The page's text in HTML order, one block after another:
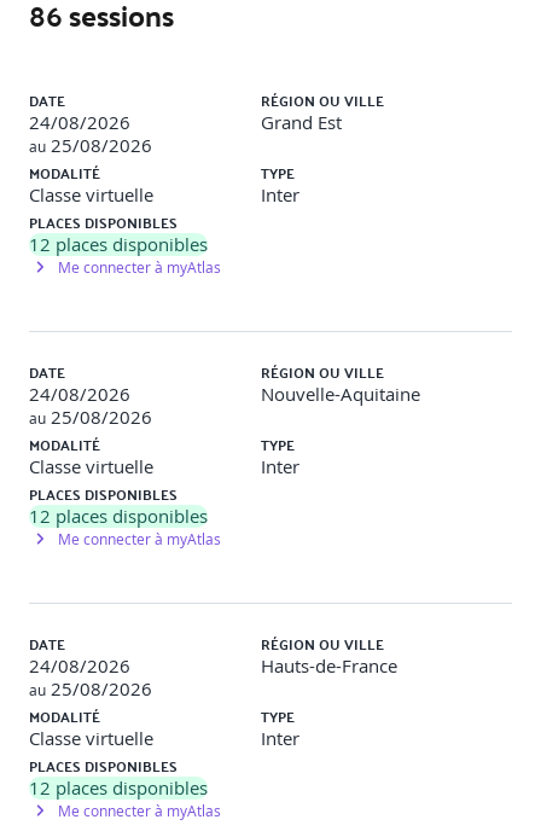
l’autonomie
Définir clairement les rôles et les responsabilités de
chaque membre
Encourager l'auto-évaluation des compétences
individuelles
Faciliter la prise de décision individuelle dans un
contexte collectif
Encourager l'initiative et la proactivité
Développer une dynamique collaborative
Maintenir la dynamique d'avancement du projet en
équipe
Séquencer une séance collaborative
Choisir les outils collaboratifs appropriés
Identifier les critères de choix des outils collaboratifs
Sélectionner les outils appropriés
Former les membres de l’équipe
86 sessions
DATE
24/08/2026
au 25/08/2026
RÉGION OU VILLE
Grand Est
MODALITÉ
Classe virtuelle
TYPE
Inter
PLACES DISPONIBLES
12 places disponibles
Me connecter à myAtlas
DATE
24/08/2026
au 25/08/2026
RÉGION OU VILLE
Nouvelle-Aquitaine
MODALITÉ
Classe virtuelle
TYPE
Inter
PLACES DISPONIBLES
12 places disponibles
Me connecter à myAtlas
DATE
24/08/2026
au 25/08/2026
RÉGION OU VILLE
Hauts-de-France
MODALITÉ
Classe virtuelle
TYPE
Inter
PLACES DISPONIBLES
12 places disponibles
Me connecter à myAtlas